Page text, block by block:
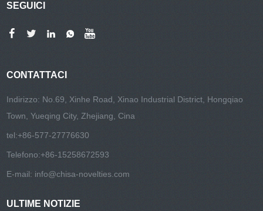
SEGUICI
CONTATTACI
Indirizzo: No.69, Xinhe Road, Xinao Industrial District, Hongqiao
Town, Yueqing City, Zhejiang, Cina
tel:+86-577-27776630
Telefono:+86-15258672593
E-mail: info@chisa-novelties.com
ULTIME NOTIZIE